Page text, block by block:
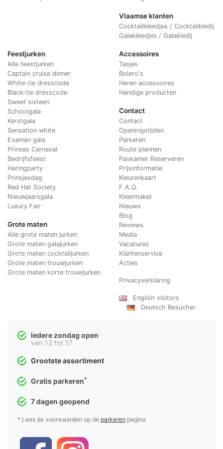
Vlaamse klanten
Cocktailkleedjes / Cocktailkledij
Galakleedjes / Galakledij
Feestjurken
Alle feestjurken
Captain cruise dinner
White-tie dresscode
Black-tie dresscode
Sweet sixteen
Schoolgala
Kerstgala
Sensation white
Examen gala
Prinses Carnaval
Bedrijfsfeest
Haringparty
Prinsjesdag
Red Hat Society
Nieuwjaarsgala
Luxury Fair
Grote maten
Alle grote maten jurken
Grote maten galajurken
Grote maten cocktailjurken
Grote maten trouwjurken
Grote maten korte trouwjurken
Accessoires
Tasjes
Bolero's
Heren accessoires
Handige producten
Contact
Contact
Openingstijden
Parkeren
Route plannen
Paskamer Reserveren
Prijsinformatie
Kleurenkaart
F.A.Q.
Kleermaker
Nieuws
Blog
Reviews
Media
Vacatures
Klantenservice
Acties
Privacyverklaring
English visitors
Deutsch Besucher
Iedere zondag open
van 12 tot 17
Grootste assortiment
Gratis parkeren*
7 dagen geopend
* Lees de voorwaarden op de parkeren pagina